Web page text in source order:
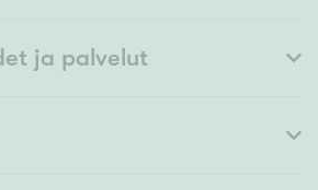
ja palvelut